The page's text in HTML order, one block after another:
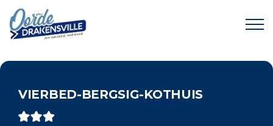
VIERBED-BERGSIG-KOTHUIS